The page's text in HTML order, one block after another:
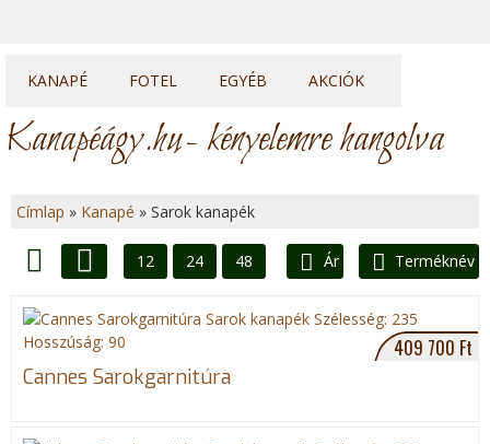
Kanapéágy.hu- kényelemre hangolva
KANAPÉ
Kanapék
Sarok kanapék
Elemes kanapék
FOTEL
Fotelek
Fotelágyak
EGYÉB
Heverők
Franciaágyak
AKCIÓK
e
Címlap » Kanapé » Sarok kanapék
12 24 48 Ár
Terméknév
409 700 Ft
Cannes Sarokgarnitúra